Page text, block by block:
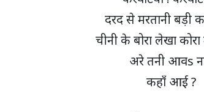
दरद से मरतानी बड़ी
चीनी के बोरा लेखा कोरा
अरे तनी आवs
कहाँ आई ?